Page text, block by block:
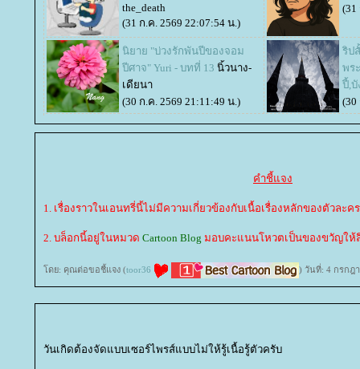
the_death
(31 ก.ค. 2569 22:07:54 น.)
(31
นิยาย "บ่วงรักพันปีของจอม
ปีศาจ" Yuri - บทที่ 13 นิ้วนาง-
เดียนา
(30 ก.ค. 2569 21:11:49 น.)
ริป
พร
ปี้,บั
(30
คำชี้แจง
1. เรื่องราวในเอนทรี่นี้ไม่มีความเกี่ยวข้องกับเนื้อเรื่องหลักของตัวละค
2. บล็อกนี้อยู่ในหมวด Cartoon Blog มอบคะแนนโหวตเป็นของขวัญให้
ดย: คุณต่อขอชี้แจง (toor36 ) วันที่: 4 กรกฎ
วันเกิดต้องจัดแบบเซอร์ไพรส์แบบไม่ให้รู้เนื้อรู้ตัวครับ